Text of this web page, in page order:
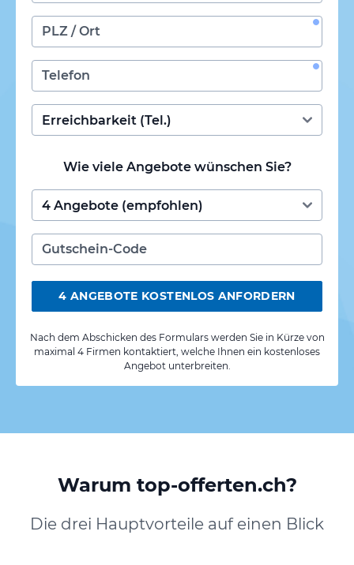
Wie viele Angebote wünschen Sie?
4 ANGEBOTE KOSTENLOS ANFORDERN
Nach dem Abschicken des Formulars werden Sie in Kürze von
maximal 4 Firmen kontaktiert, welche Ihnen ein kostenloses
Angebot unterbreiten.
Warum top-offerten.ch?
Die drei Hauptvorteile auf einen Blick